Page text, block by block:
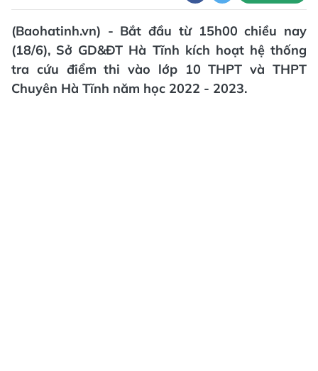
(Baohatinh.vn) - Bắt đầu từ 15h00 chiều nay
(18/6), Sở GD&ĐT Hà Tĩnh kích hoạt hệ thống
tra cứu điểm thi vào lớp 10 THPT và THPT
Chuyên Hà Tĩnh năm học 2022 - 2023.